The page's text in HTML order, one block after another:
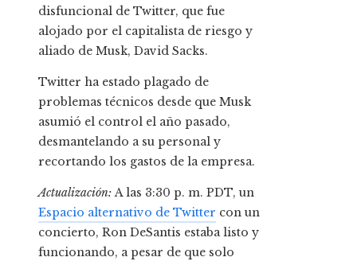
disfuncional de Twitter, que fue
alojado por el capitalista de riesgo y
aliado de Musk, David Sacks.
Twitter ha estado plagado de
problemas técnicos desde que Musk
asumió el control el año pasado,
desmantelando a su personal y
recortando los gastos de la empresa.
Actualización:A las 3:30 p. m. PDT, un
Espacio alternativo de Twitter con un
concierto, Ron DeSantis estaba listo y
funcionando, a pesar de que solo